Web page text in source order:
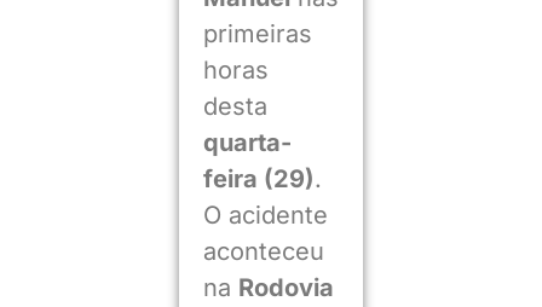
primeiras
horas
desta
quarta-
feira (29).
O acidente
aconteceu
na Rodovia